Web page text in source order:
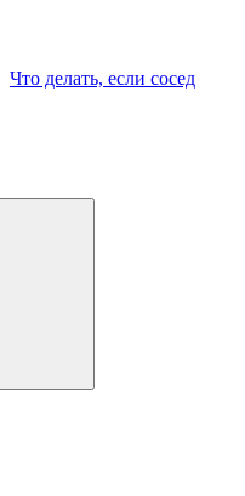
Что делать, если сосед